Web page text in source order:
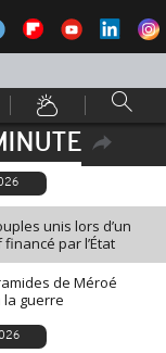
unis lors d’un
par l’État
de Méroé
guerre